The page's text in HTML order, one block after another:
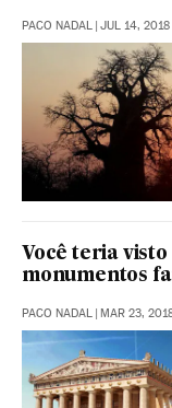
PACO NADAL JUL 14,
Você teria
monumentos
PACO NADAL | MAR 23,